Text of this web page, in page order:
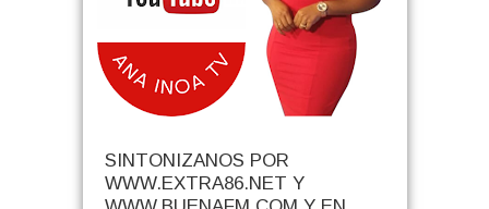
SINTONIZANOS POR
WWW.EXTRA86.NET Y